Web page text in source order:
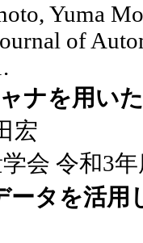
Yuma
of
ナを用い
宏
会 令和3
ータを活用